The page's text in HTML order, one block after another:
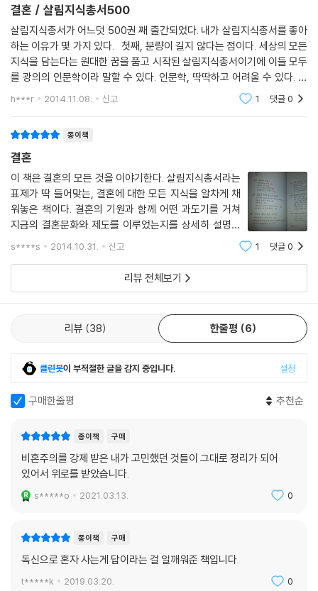
것이다. 그러면 신부는 이를 가지고 시부모의 옷을 바느질해 공경의 의미
로 바쳤고 시부모는 그 답례로 소정의 수공비를 신부에게 돌려보내 준 것
이었다. 이것이 변질된 것이 작금의 예단과 혼수다. 신랑이 집을 마련해야
한다거나, 그 집값의 10%를 예단비로 시댁에 보낸다는 것은 동서양 어느
결혼문화에서도 찾아볼 수 없는 문화인데 우리사회에서는 마치 ‘전통’처럼
치러지고 있다. 다행히 최근에는 우리사회에도 이효리씨 같은 연예인들이
임이 조금씩 나타나고 있다.
결혼도 공부해야 한다
저자가 보기에 우리 사회에서 인생의 전환점은 입시와 취업, 그리고 결혼
인데, 입시와 취업을 위해서는 온갖 정보를 수집하며 공부하고 준비하는데
반해 결혼에 대해서는 의지와 욕심만 있고 준비가 없다. 하지만 불과 몇 십
년 만에 결혼의 양상이 크게 바뀌었고 지금도 변해가고 있다. 가까운 미래
에는 우리가 상상할 수 없을 정도로 결혼의 양상이 바뀔지도 모른다. 이 책
에서는 그렇기 때문에 결혼을 앞둔 젊은이들이나 결혼할 자녀를 둔 부모들
은 작금의 대한민국 결혼문화를 맹목적으로 받아들이는 대신 결혼에 대해
한번쯤 진지하게 성찰해보기를 권한다.
결혼 / 살림지식총서500
살림지식총서가 어느덧 500권 째 출간되었다. 내가 살림지식총서를 좋아
하는 이유가 몇 가지 있다. 첫째, 분량이 길지 않다는 점이다. 세상의 모든
지식을 담는다는 원대한 꿈을 품고 시작된 살림지식총서이기에 이들 모두
를 광의의 인문학이라 말할 수 있다. 인문학, 딱딱하고 어려울 수 있다. 그
런데다 분량까지 길다고 한다면 머리가 지끈지끈하지 않겠는가? 하지만,
h***r 2014.11.08. 신고 1 댓글0
종이책
결혼
이 책은 결혼의 모든 것을 이야기한다. 살림지식총서라는
표제가 딱 들어맞는, 결혼에 대한 모든 지식을 알차게 채
워놓은 책이다. 결혼의 기원과 함께 어떤 과도기를 거쳐
지금의 결혼문화와 제도를 이루었는지를 상세히 설명하
고, 결혼의 본질에 대해 진지하게 생각해보는 계기를 만들
에도 우리는 누구나 행복한 결혼을 꿈
s****s 2014.10.31. 신고 1 댓글0
리뷰 전체보기
리뷰 38 한줄평 6
클린봇이 부적절한 글을 감지 중입니다. 설정
구매한줄평 추천순
종이책 구매
비혼주의를 강제 받은 내가 고민했던 것들이 그대로 정리가 되어
있어서 위로를 받았습니다.
s*****o 2021.03.13. 0
종이책 구매
독신으로 혼자 사는게 답이라는 걸 일깨워준 책입니다.
t*****k 2019.03.20. 0